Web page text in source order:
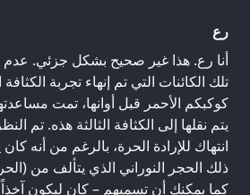
رع
أنا رع. هذا غير صحيح بشكل جزئي. عدم
تلك الكائنات التي تم إنهاء تجربة
كوكبكم الأحمر قبل أوانها، تمت
يتم نقلها إلى الكثافة الثالثة هذه. تم
انتهاك للإرادة الحرة، بالرغم من أنه
ذلك الحجر النوراني الذي يتألف من
كما يمكنك أن تسميهم – كان ليكون